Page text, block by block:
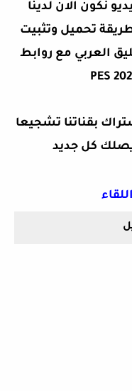
نكون الان لدينا
تحميل وتثبيت
بالتعليق العربي مع روابط
بقناتنا تشجيعا
يصلك كل جديد